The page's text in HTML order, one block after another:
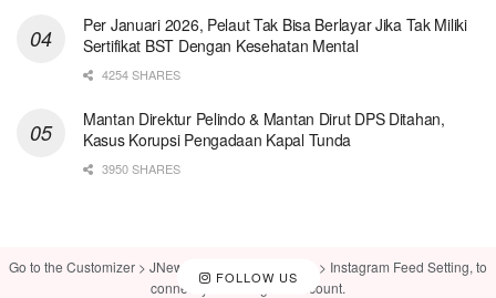
Per Januari 2026, Pelaut Tak Bisa Berlayar Jika Tak Miliki
Sertifikat BST Dengan Kesehatan Mental
4254 SHARES
Mantan Direktur Pelindo & Mantan Dirut DPS Ditahan,
Kasus Korupsi Pengadaan Kapal Tunda
3950 SHARES
FOLLOW US
Go to the Customizer > JNews : Social, Like & View > Instagram Feed Setting, to
connect your Instagram account.